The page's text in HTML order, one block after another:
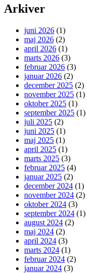
Arkiver
juni 2026 (1)
maj 2026 (2)
april 2026 (1)
marts 2026 (3)
februar 2026 (3)
januar 2026 (2)
december 2025 (2)
november 2025 (1)
oktober 2025 (1)
september 2025 (1)
juli 2025 (2)
juni 2025 (1)
maj 2025 (1)
april 2025 (1)
marts 2025 (3)
februar 2025 (4)
januar 2025 (2)
december 2024 (1)
november 2024 (2)
oktober 2024 (3)
september 2024 (1)
august 2024 (2)
maj 2024 (2)
april 2024 (3)
marts 2024 (1)
februar 2024 (2)
januar 2024 (3)